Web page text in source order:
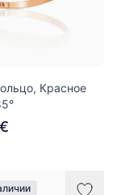
Красное